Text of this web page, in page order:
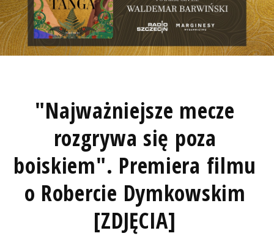
"Najważniejsze mecze
rozgrywa się poza
boiskiem". Premiera filmu
o Robercie Dymkowskim
[ZDJĘCIA]